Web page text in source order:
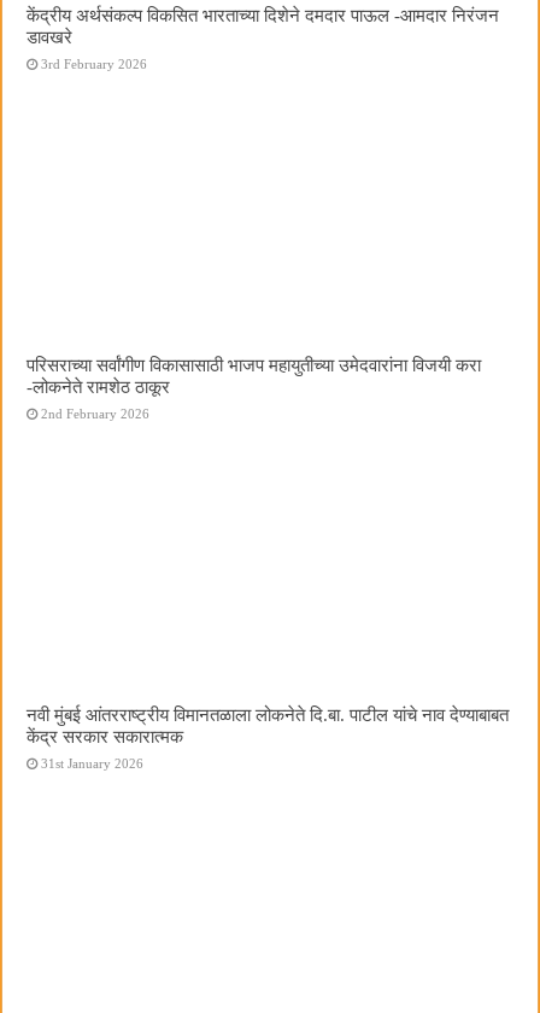
केंद्रीय अर्थसंकल्प विकसित भारताच्या दिशेने दमदार पाऊल -आमदार निरंजन
डावखरे
3rd February 2026
परिसराच्या सर्वांगीण विकासासाठी भाजप महायुतीच्या उमेदवारांना विजयी करा
-लोकनेते रामशेठ ठाकूर
2nd February 2026
नवी मुंबई आंतरराष्ट्रीय विमानतळाला लोकनेते दि.बा. पाटील यांचे नाव देण्याबाबत
केंद्र सरकार सकारात्मक
31st January 2026